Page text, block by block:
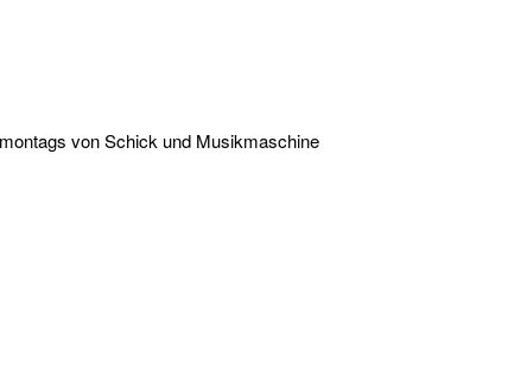
von Schick und Musikmaschine